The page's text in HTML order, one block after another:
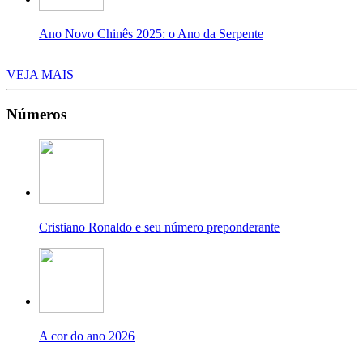
Ano Novo Chinês 2025: o Ano da Serpente
VEJA MAIS
Números
Cristiano Ronaldo e seu número preponderante
A cor do ano 2026